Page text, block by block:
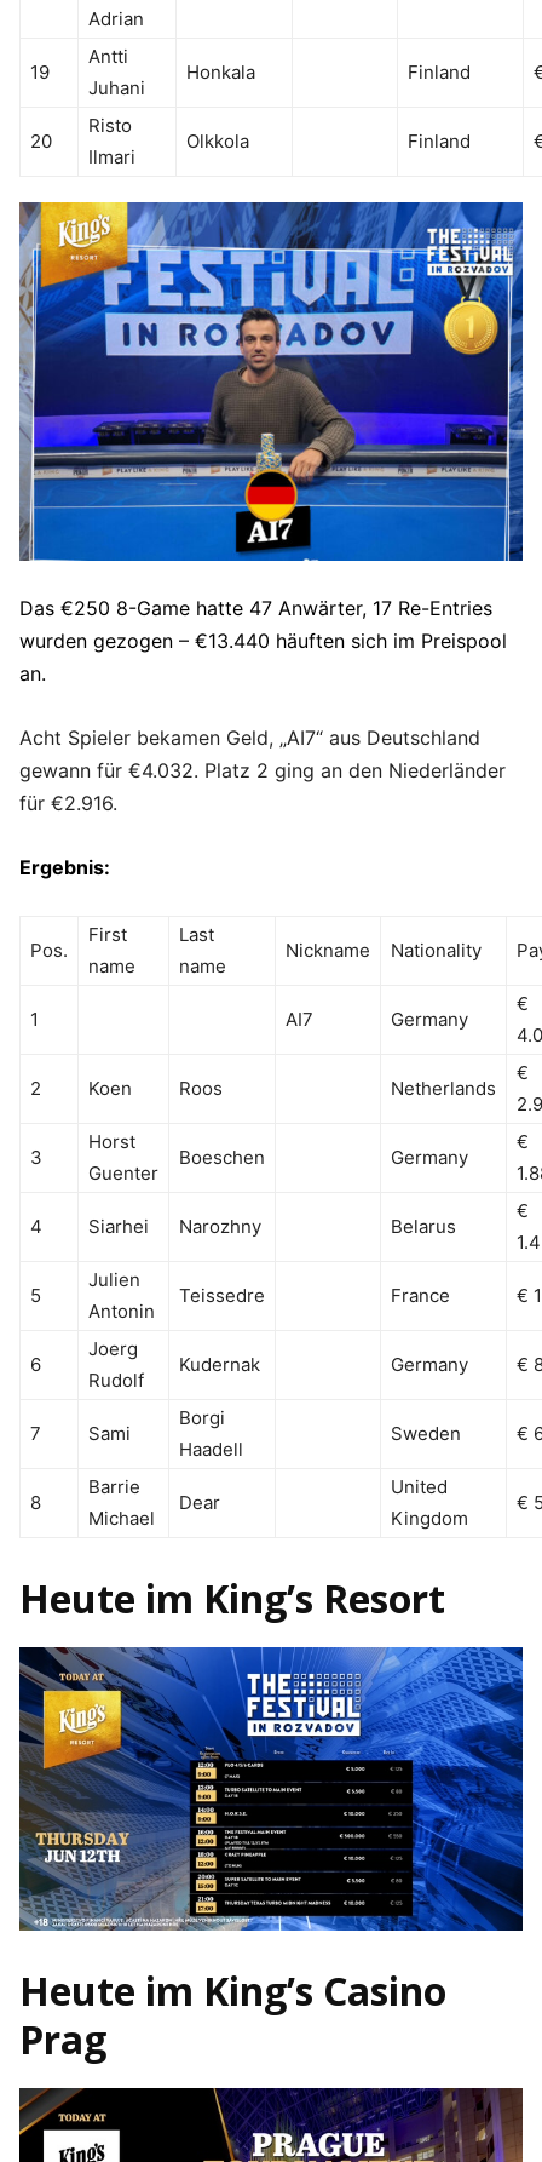
Adrian
19
Antti
Juhani
Honkala Finland
20
Risto
Ilmari
Olkkola Finland
Das €250 8-Game hatte 47 Anwärter, 17 Re-Entries
wurden gezogen – €13.440 häuften sich im Preispool
an.
Acht Spieler bekamen Geld, „AI7“ aus Deutschland
gewann für €4.032. Platz 2 ging an den Niederländer
für €2.916.
Ergebnis:
Pos.
First
name
Last
name
Nickname Nationality
1 AI7 Germany
€
2 Koen Roos Netherlands
€
3
Horst
Guenter
Boeschen Germany
€
4 Siarhei Narozhny Belarus
€
5
Julien
Antonin
Teissedre France €
6
Joerg
Rudolf
Kudernak Germany €
7 Sami
Borgi
Haadell
Sweden €
8
Barrie
Michael
Dear
United
Kingdom
€
Heute im King’s Resort
Heute im King’s Casino
Prag